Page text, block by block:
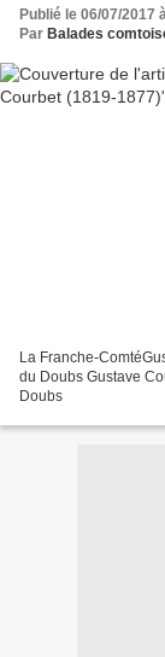
Publié le 06/07/2017
Par Balades
La Franche-
du Doubs Gustave
Doubs